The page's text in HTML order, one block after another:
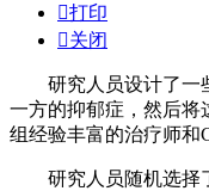
打印
关闭
研究人员设计了一些
一方的抑郁症，然后将
组经验丰富的治疗师和
研究人员随机选择了